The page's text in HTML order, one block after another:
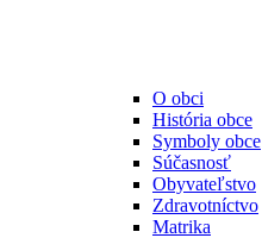
O obci
História obce
Symboly obce
Súčasnosť
Obyvateľstvo
Zdravotníctvo
Matrika